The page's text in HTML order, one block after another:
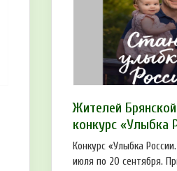
Жителей
конкурс «Улыбка
Конкурс «Улыбка
июля по 20 сентября.